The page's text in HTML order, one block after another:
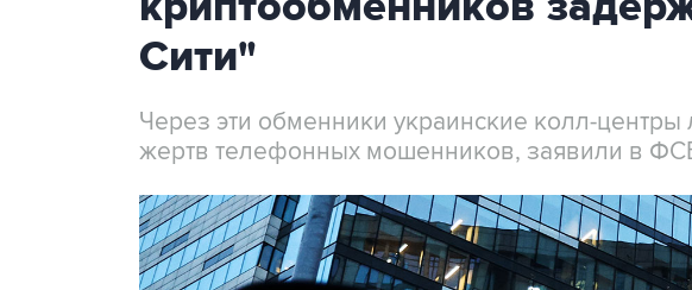
Сити"
Через эти обменники украинские колл-
жертв телефонных мошенников, заявили в